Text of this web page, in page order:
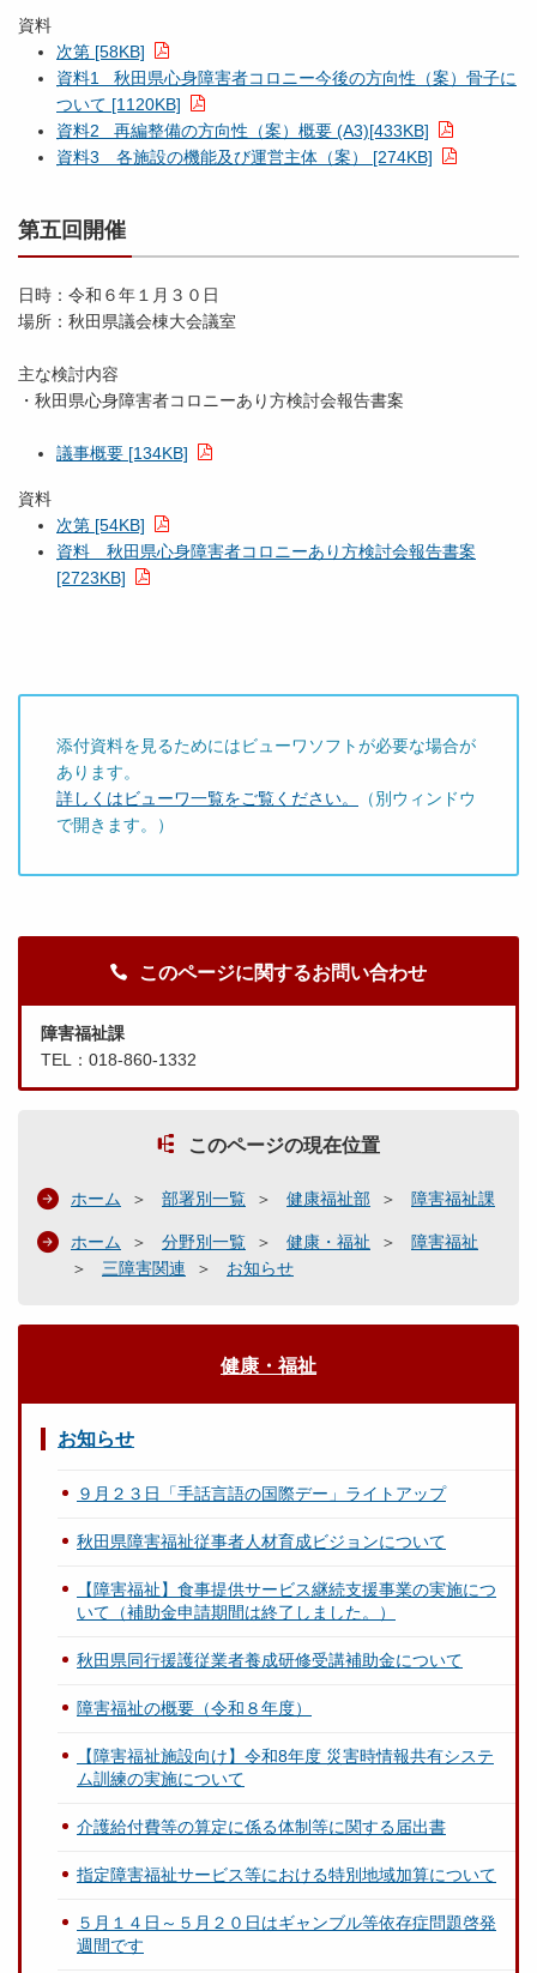
資料
次第 [58KB]
資料1 秋田県心身障害者コロニー今後の方向性（案）骨子に
ついて [1120KB]
資料2 再編整備の方向性（案）概要 (A3)[433KB]
資料3 各施設の機能及び運営主体（案） [274KB]
第五回開催
日時：令和６年１月３０日
場所：秋田県議会棟大会議室
主な検討内容
・秋田県心身障害者コロニーあり方検討会報告書案
議事概要 [134KB]
資料
次第 [54KB]
資料 秋田県心身障害者コロニーあり方検討会報告書案
[2723KB]
添付資料を見るためにはビューワソフトが必要な場合が
あります。
詳しくはビューワ一覧をご覧ください。
（別ウィンドウ
で開きます。）
このページに関するお問い合わせ
障害福祉課
TEL：018-860-1332
このページの現在位置
ホーム 部署別一覧 健康福祉部 障害福祉課
ホーム 分野別一覧 健康・福祉
障害福祉
三障害関連
お知らせ
健康・福祉
お知らせ
９月２３日「手話言語の国際デー」ライトアップ
秋田県障害福祉従事者人材育成ビジョンについて
【障害福祉】食事提供サービス継続支援事業の実施につ
いて（補助金申請期間は終了しました。）
秋田県同行援護従業者養成研修受講補助金について
障害福祉の概要（令和８年度）
【障害福祉施設向け】令和8年度 災害時情報共有システ
ム訓練の実施について
介護給付費等の算定に係る体制等に関する届出書
指定障害福祉サービス等における特別地域加算について
５月１４日～５月２０日はギャンブル等依存症問題啓発
週間です